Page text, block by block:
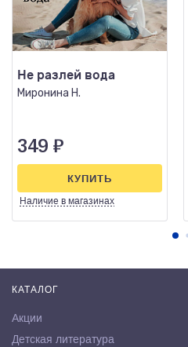
Не разлей вода
Миронина Н.
349 ₽
Наличие в магазинах
КУПИТЬ
КАТАЛОГ
Акции
Детская литература